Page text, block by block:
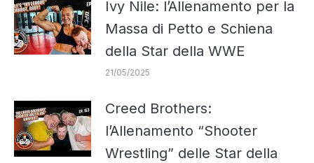
Ivy Nile: l’Allenamento per la
Massa di Petto e Schiena
della Star della WWE
21/05/2025
Creed Brothers:
l’Allenamento “Shooter
Wrestling” delle Star della